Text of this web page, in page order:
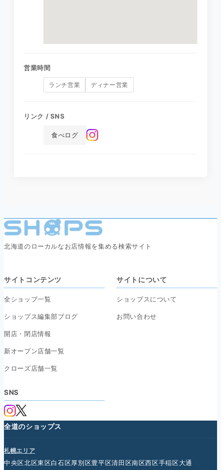
営業時間
ランチ営業 ディナー営業
リンク / SNS
食べログ
北海道のローカルなお店情報を集める検索サイト
サイトコンテンツ
全ショップ一覧
ショップス編集部ブログ
開店・閉店情報
新オープン店舗一覧
クローズ店舗一覧
サイトについて
ショップスについて
お問い合わせ
SNS
全道のショップス
札幌エリア
中央区北区東区白石区厚別区豊平区清田区南区西区手稲区大通